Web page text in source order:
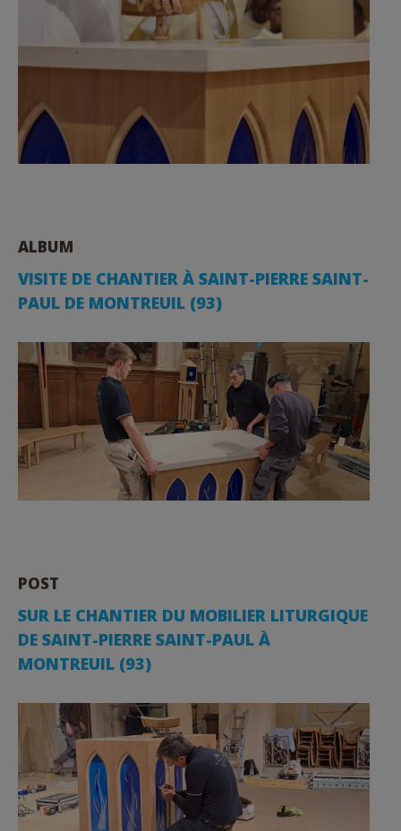
ALBUM
VISITE DE CHANTIER À SAINT-PIERRE SAINT-
PAUL DE MONTREUIL (93)
POST
SUR LE CHANTIER DU MOBILIER LITURGIQUE
DE SAINT-PIERRE SAINT-PAUL À
MONTREUIL (93)